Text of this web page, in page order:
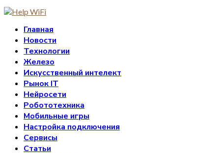
Главная
Новости
Технологии
Железо
Искусственный интелект
Рынок IT
Нейросети
Робототехника
Мобильные игры
Настройка подключения
Сервисы
Статьи